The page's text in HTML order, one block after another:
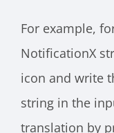
For example,
NotificationX
icon and write
string in the
translation by